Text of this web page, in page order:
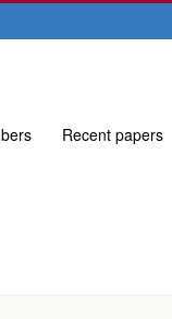
Recent papers